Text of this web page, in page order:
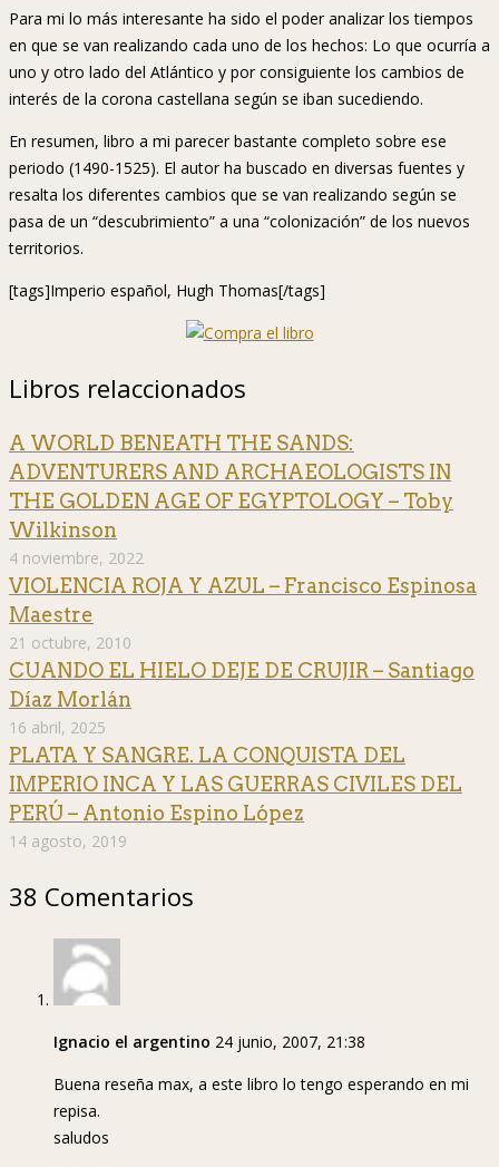
Para mi lo más interesante ha sido el poder analizar los tiempos
en que se van realizando cada uno de los hechos: Lo que ocurría a
uno y otro lado del Atlántico y por consiguiente los cambios de
interés de la corona castellana según se iban sucediendo.
En resumen, libro a mi parecer bastante completo sobre ese
periodo (1490-1525). El autor ha buscado en diversas fuentes y
resalta los diferentes cambios que se van realizando según se
pasa de un “descubrimiento” a una “colonización” de los nuevos
territorios.
[tags]Imperio español, Hugh Thomas[/tags]
Libros relaccionados
A WORLD BENEATH THE SANDS:
ADVENTURERS AND ARCHAEOLOGISTS IN
THE GOLDEN AGE OF EGYPTOLOGY – Toby
Wilkinson
4 noviembre, 2022
VIOLENCIA ROJA Y AZUL – Francisco Espinosa
Maestre
21 octubre, 2010
CUANDO EL HIELO DEJE DE CRUJIR – Santiago
Díaz Morlán
16 abril, 2025
PLATA Y SANGRE. LA CONQUISTA DEL
IMPERIO INCA Y LAS GUERRAS CIVILES DEL
PERÚ – Antonio Espino López
14 agosto, 2019
38 Comentarios
Ignacio el argentino 24 junio, 2007, 21:38
Buena reseña max, a este libro lo tengo esperando en mi
repisa.
saludos